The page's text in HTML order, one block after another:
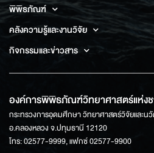
พิพิธภัณฑ์
คลังความรู้และงานวิจัย
กิจกรรมและข่าวสาร
องค์การพิพิธภัณฑ์วิทยาศาสตร์แห่ง
กระทรวงการอุดมศึกษา วิทยาศาสตร์วิจัยและน
อ.คลองหลวง จ.ปทุมธานี 12120
โทร: 02577-9999, แฟกซ์ 02577-9900